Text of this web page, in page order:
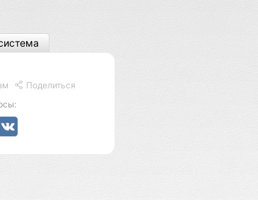
Поделиться